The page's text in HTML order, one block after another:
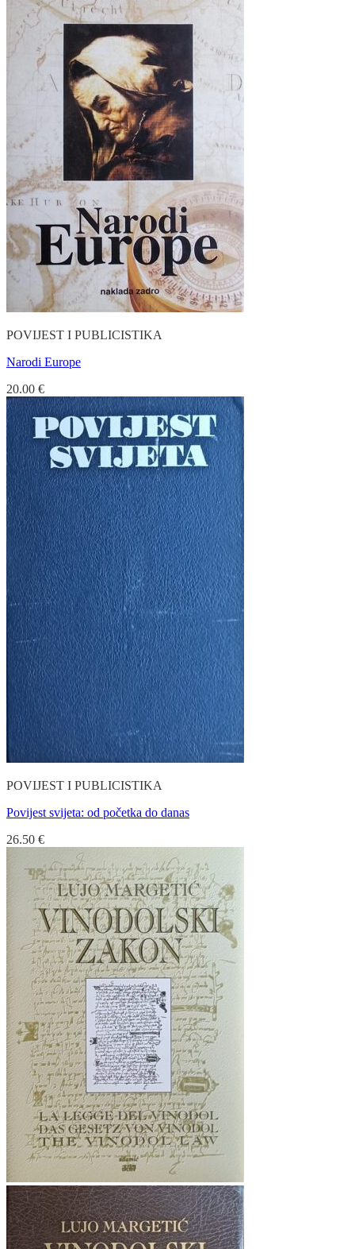
POVIJEST I PUBLICISTIKA
Narodi Europe
20.00 €
POVIJEST I PUBLICISTIKA
Povijest svijeta: od početka do danas
26.50 €